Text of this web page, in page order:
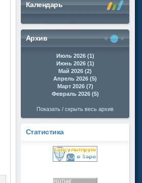
Календарь
Архив
Июль 2026 (1)
Июнь 2026 (1)
Май 2026 (2)
Апрель 2026 (5)
Март 2026 (7)
Февраль 2026 (5)
Показать / скрыть весь архив
Статистика